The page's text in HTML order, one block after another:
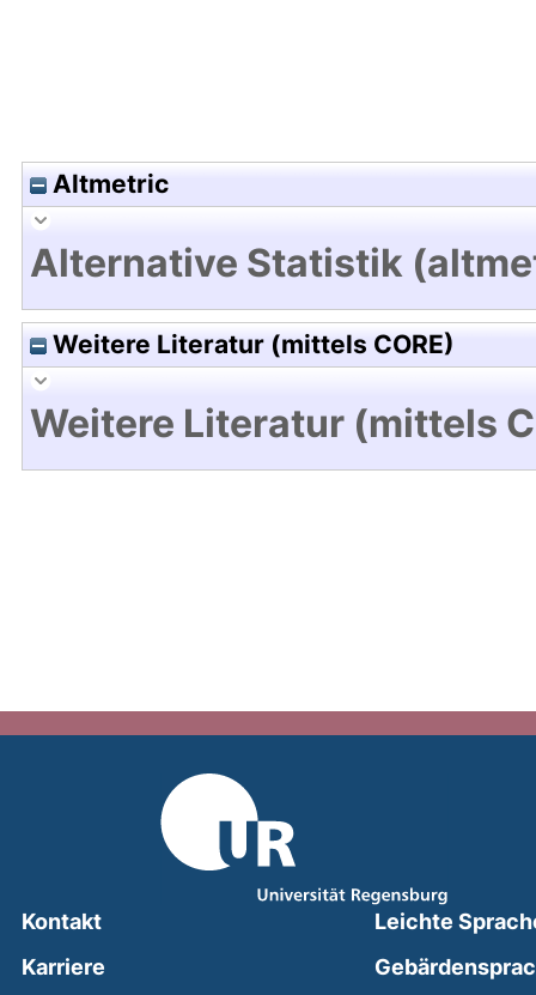
Altmetric
Alternative Statistik
Weitere Literatur (mittels CORE)
Weitere Literatur (mittels
Kontakt
Karriere
Leichte